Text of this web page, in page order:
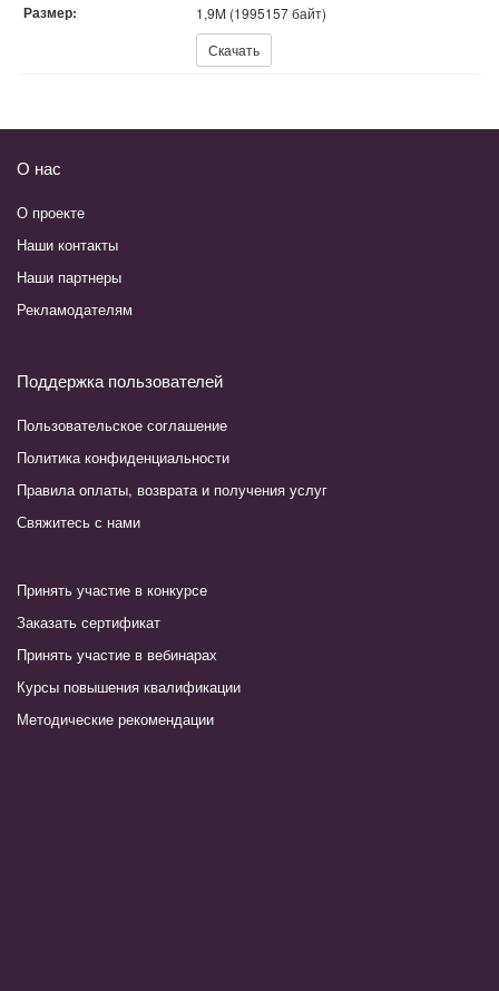
Размер: 1,9M (1995157 байт)
Скачать
О нас
О проекте
Наши контакты
Наши партнеры
Рекламодателям
Поддержка пользователей
Пользовательское соглашение
Политика конфиденциальности
Правила оплаты, возврата и получения услуг
Свяжитесь с нами
Принять участие в конкурсе
Заказать сертификат
Принять участие в вебинарах
Курсы повышения квалификации
Методические рекомендации